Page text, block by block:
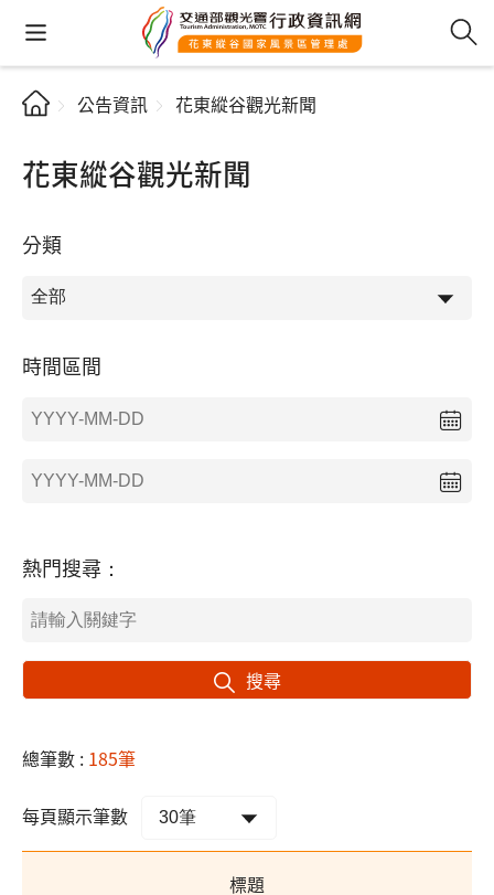
公告資訊 花東縱谷觀光新聞
花東縱谷觀光新聞
分類
時間區間
熱門搜尋：
搜尋
總筆數 : 185筆
每頁顯示筆數
標題